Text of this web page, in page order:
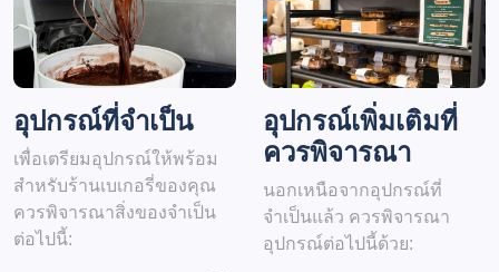
อุปกรณ์ที่จำเป็น
เพื่อเตรียมอุปกรณ์ให้พร้อม
สำหรับร้านเบเกอรี่ของคุณ
ควรพิจารณาสิ่งของจำเป็น
ต่อไปนี้:
อุปกรณ์เพิ่มเติมที่
ควรพิจารณา
นอกเหนือจากอุปกรณ์ที่
จำเป็นแล้ว ควรพิจารณา
อุปกรณ์ต่อไปนี้ด้วย: